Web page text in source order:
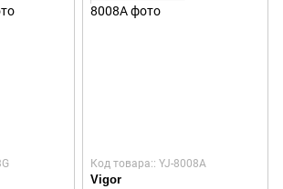
Код товара:: YJ-8008A
Vigor